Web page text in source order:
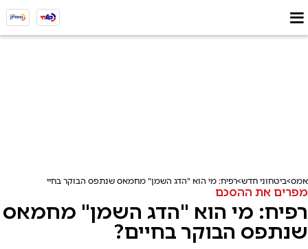
אמס ביטחוני חדש רפיח: מי הוא "הדג השמן" מחמאס שנתפס הבוקר בחיים?
מפרים את ההסכם
רפיח: מי הוא "הדג השמן" מחמאס
שנתפס הבוקר בחיים?